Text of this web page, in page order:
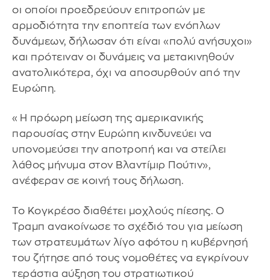
οι οποίοι προεδρεύουν επιτροπών με
αρμοδιότητα την εποπτεία των ενόπλων
δυνάμεων, δήλωσαν ότι είναι «πολύ ανήσυχοι»
και πρότειναν οι δυνάμεις να μετακινηθούν
ανατολικότερα, όχι να αποσυρθούν από την
Ευρώπη.
«Η πρόωρη μείωση της αμερικανικής
παρουσίας στην Ευρώπη κινδυνεύει να
υπονομεύσει την αποτροπή και να στείλει
λάθος μήνυμα στον Βλαντίμιρ Πούτιν»,
ανέφεραν σε κοινή τους δήλωση.
Το Κογκρέσο διαθέτει μοχλούς πίεσης. Ο
Τραμπ ανακοίνωσε το σχέδιό του για μείωση
των στρατευμάτων λίγο αφότου η κυβέρνησή
του ζήτησε από τους νομοθέτες να εγκρίνουν
τεράστια αύξηση του στρατιωτικού